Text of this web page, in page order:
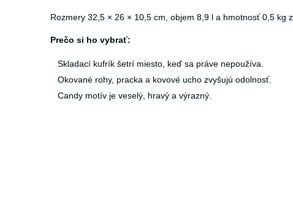
Rozmery 32,5 × 26 × 10,5 cm, objem 8,9 l a hmotnosť 0,5 kg
Prečo si ho vybrať:
Skladací kufrík šetrí miesto, keď sa práve nepoužíva.
Okované rohy, pracka a kovové ucho zvyšujú odolnosť.
Candy motív je veselý, hravý a výrazný.